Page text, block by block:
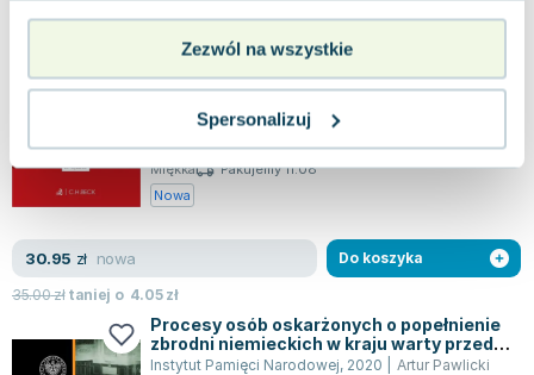
Zezwól na wszystkie
Spersonalizuj
Ustawa o Policji
2026
Stan prawny z dnia 10 marca 2026 roku obejmuje
w życie w różnych terminach. Ustawa...
Miękka
Pakujemy 11.08
Nowa
30.95 zł nowa
35.00złtaniej o 4.05zł
Do koszyka
Procesy osób oskarżonych o popełnienie
zbrodni niemieckich w kraju warty przed
polskimi sądami specjalnymi w latach
Instytut Pamięci Narodowej, 2020
Artur Pawlicki